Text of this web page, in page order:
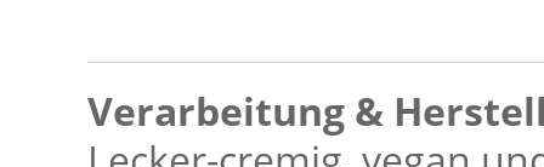
Verarbeitung &